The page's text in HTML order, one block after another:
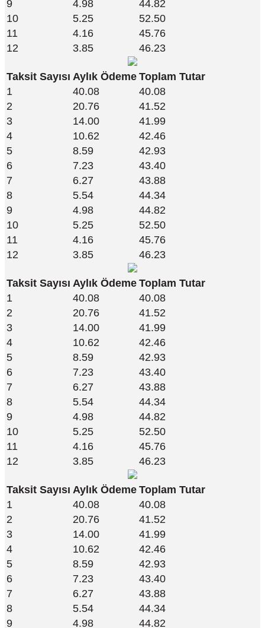
9
4.98
44.82
10
5.25
52.50
11
4.16
45.76
12
3.85 46.23
Taksit Sayısı Aylık Ödeme Toplam Tutar
1
40.08
40.08
2
20.76
41.52
3
14.00
41.99
4
10.62
42.46
5
8.59
42.93
6
7.23
43.40
7
6.27
43.88
8
5.54
44.34
9
4.98
44.82
10
5.25
52.50
11
4.16
45.76
12
3.85 46.23
Taksit Sayısı Aylık Ödeme Toplam Tutar
1
40.08
40.08
2
20.76
41.52
3
14.00
41.99
4
10.62
42.46
5
8.59
42.93
6
7.23
43.40
7
6.27
43.88
8
5.54
44.34
9
4.98
44.82
10
5.25
52.50
11
4.16
45.76
12
3.85 46.23
Taksit Sayısı Aylık Ödeme Toplam Tutar
1
40.08
40.08
2
20.76
41.52
3
14.00
41.99
4
10.62
42.46
5
8.59
42.93
6
7.23
43.40
7
6.27
43.88
8
5.54
44.34
9
4.98 44.82